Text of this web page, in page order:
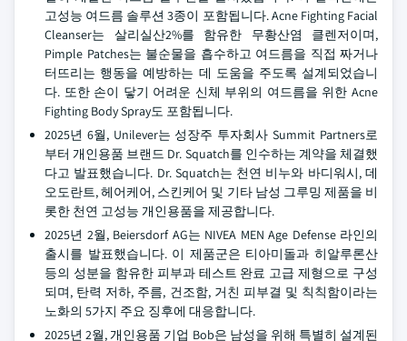
고성능 여드름 솔루션 3종이 포함됩니다. Acne Fighting Facial
Cleanser는 살리실산2%를 함유한 무황산염 클렌저이며,
Pimple Patches는 불순물을 흡수하고 여드름을 직접 짜거나
터뜨리는 행동을 예방하는 데 도움을 주도록 설계되었습니
다. 또한 손이 닿기 어려운 신체 부위의 여드름을 위한 Acne
Fighting Body Spray도 포함됩니다.
2025년 6월, Unilever는 성장주 투자회사 Summit Partners로
부터 개인용품 브랜드 Dr. Squatch를 인수하는 계약을 체결했
다고 발표했습니다. Dr. Squatch는 천연 비누와 바디워시, 데
오도란트, 헤어케어, 스킨케어 및 기타 남성 그루밍 제품을 비
롯한 천연 고성능 개인용품을 제공합니다.
2025년 2월, Beiersdorf AG는 NIVEA MEN Age Defense 라인의
출시를 발표했습니다. 이 제품군은 티아미돌과 히알루론산
등의 성분을 함유한 피부과 테스트 완료 고급 제형으로 구성
되며, 탄력 저하, 주름, 건조함, 거친 피부결 및 칙칙함이라는
노화의 5가지 주요 징후에 대응합니다.
2025년 2월, 개인용품 기업 Bob은 남성을 위해 특별히 설계된